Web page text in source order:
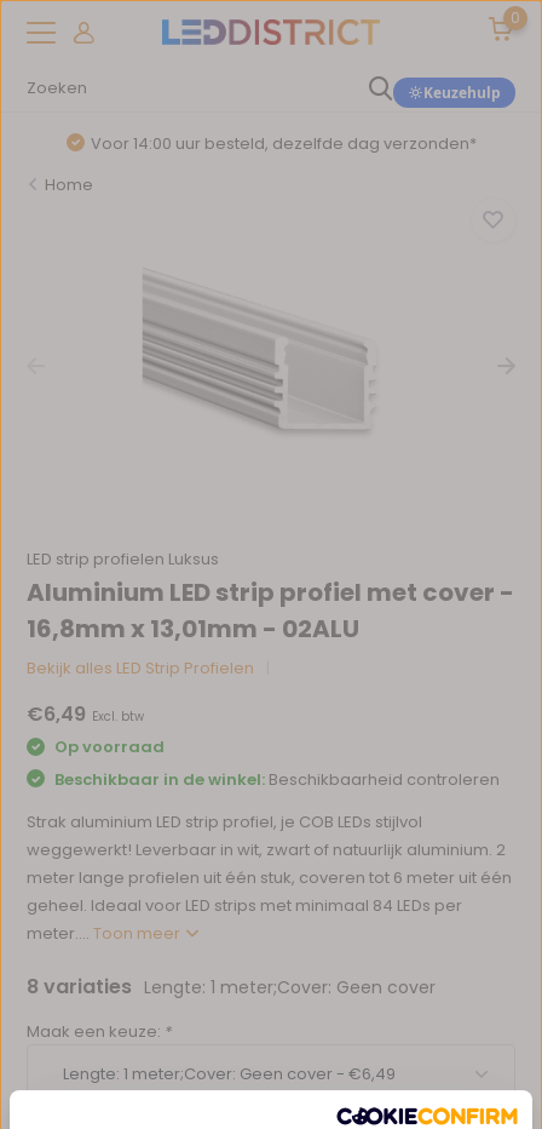
0
Keuzehulp
Voor 14:00 uur besteld, dezelfde dag verzonden*
Home
LED strip profielen Luksus
Aluminium LED strip profiel met cover -
16,8mm x 13,01mm - 02ALU
Bekijk alles LED Strip Profielen
€6,49 Excl. btw
Op voorraad
Beschikbaar in de winkel: Beschikbaarheid controleren
Strak aluminium LED strip profiel, je COB LEDs stijlvol
weggewerkt! Leverbaar in wit, zwart of natuurlijk aluminium. 2
meter lange profielen uit één stuk, coveren tot 6 meter uit één
geheel. Ideaal voor LED strips met minimaal 84 LEDs per
meter....Toon meer
8 variaties Lengte: 1 meter;Cover: Geen cover
Maak een keuze: *